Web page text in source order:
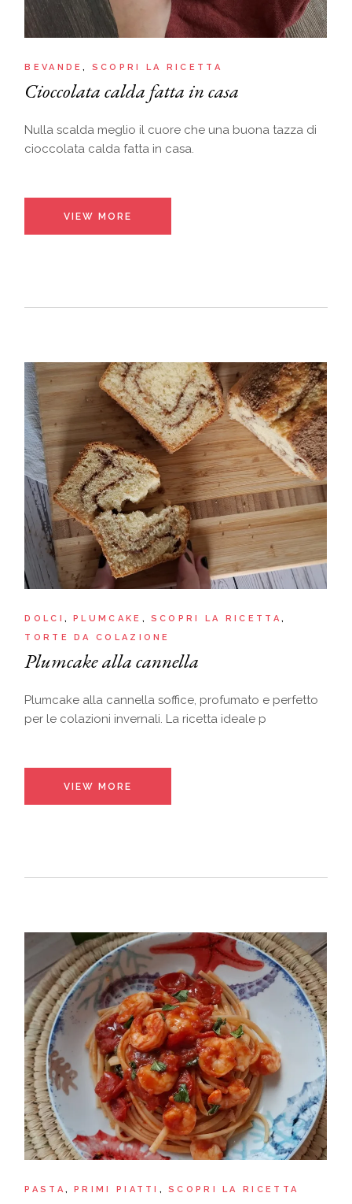
BEVANDE SCOPRI LA RICETTA
Cioccolata calda fatta in casa
Nulla scalda meglio il cuore che una buona tazza di
cioccolata calda fatta in casa.
VIEW MORE
DOLCI PLUMCAKE
SCOPRI LA RICETTA
TORTE DA COLAZIONE
Plumcake alla cannella
Plumcake alla cannella soffice, profumato e perfetto
per le colazioni invernali. La ricetta ideale p
VIEW MORE
PASTA PRIMI PIATTI SCOPRI LA RICETTA